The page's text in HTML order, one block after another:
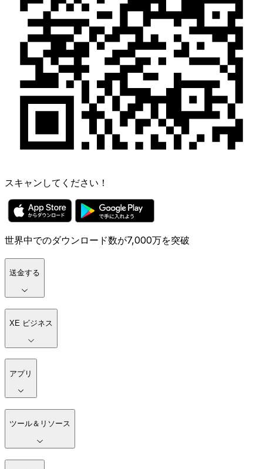
スキャンしてください！
世界中でのダウンロード数が7,000万を突破
送金する
XE ビジネス
アプリ
ツール＆リソース